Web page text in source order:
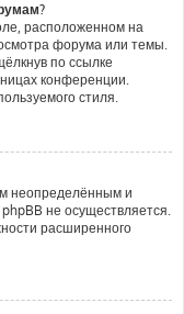
расположенном на
форума или темы.
по ссылке
конференции.
стиля.
неопределённым и
не осуществляется.
расширенного